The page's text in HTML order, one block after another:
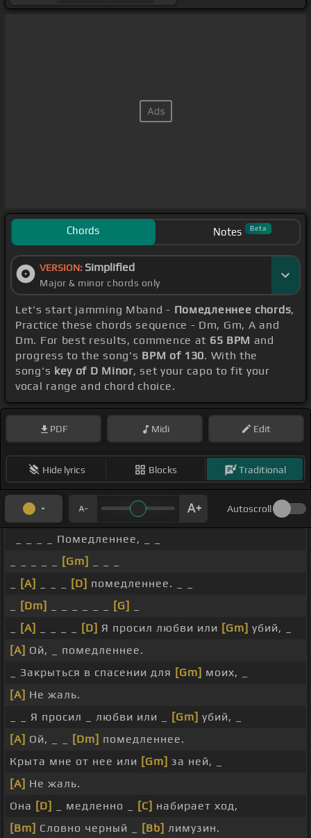
Chords Notes Beta
VERSION: Simplified
Major & minor chords only
Let's start jamming Mband - Помедленнее chords,
Practice these chords sequence - Dm, Gm, A and
Dm. For best results, commence at 65 BPM and
progress to the song's BPM of 130. With the
song's key of D Minor, set your capo to fit your
vocal range and chord choice.
PDF Midi Edit
Hide lyrics Blocks Traditional
Autoscroll
_ _ _ _ Помедленнее, _ _
[Gm]
[A] [D] помедленнее. _ _
[Dm] [G]
[A] [D] Я просил любви или [Gm] убий, _
[A] Ой, _ помедленнее.
_ Закрыться в спасении для [Gm] моих, _
[A] Не жаль.
_ _ Я просил _ любви или _
[Gm] убий, _
[A] Ой, _ _ [Dm] помедленнее.
Крыта мне от нее или [Gm] за ней, _
[A] Не жаль.
Она [D] _ медленно _ [C] набирает ход,
[Bm] Словно черный _ [Bb] лимузин.